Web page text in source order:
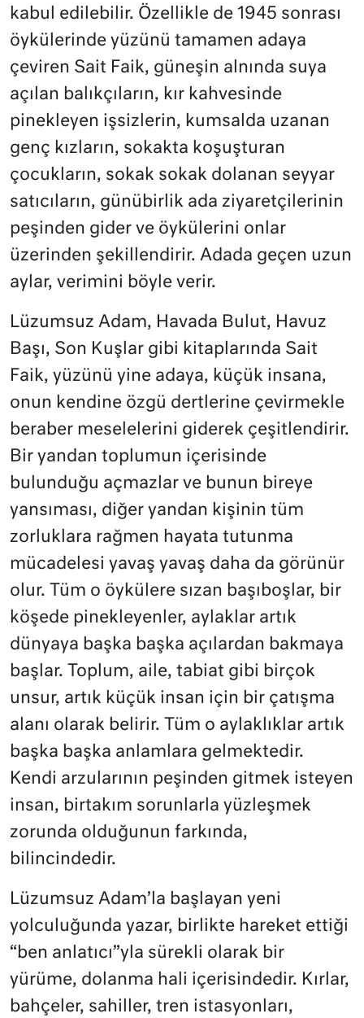
kabul edilebilir. Özellikle de 1945 sonrası
öykülerinde yüzünü tamamen adaya
çeviren Sait Faik, güneşin alnında suya
açılan balıkçıların, kır kahvesinde
pinekleyen işsizlerin, kumsalda uzanan
genç kızların, sokakta koşuşturan
çocukların, sokak sokak dolanan seyyar
satıcıların, günübirlik ada ziyaretçilerinin
peşinden gider ve öykülerini onlar
üzerinden şekillendirir. Adada geçen uzun
aylar, verimini böyle verir.
Lüzumsuz Adam, Havada Bulut, Havuz
Başı, Son Kuşlar gibi kitaplarında Sait
Faik, yüzünü yine adaya, küçük insana,
onun kendine özgü dertlerine çevirmekle
beraber meselelerini giderek çeşitlendirir.
Bir yandan toplumun içerisinde
bulunduğu açmazlar ve bunun bireye
yansıması, diğer yandan kişinin tüm
zorluklara rağmen hayata tutunma
mücadelesi yavaş yavaş daha da görünür
olur. Tüm o öykülere sızan başıboşlar, bir
köşede pinekleyenler, aylaklar artık
dünyaya başka başka açılardan bakmaya
başlar. Toplum, aile, tabiat gibi birçok
unsur, artık küçük insan için bir çatışma
alanı olarak belirir. Tüm o aylaklıklar artık
başka başka anlamlara gelmektedir.
Kendi arzularının peşinden gitmek isteyen
insan, birtakım sorunlarla yüzleşmek
zorunda olduğunun farkında,
bilincindedir.
Lüzumsuz Adam’la başlayan yeni
yolculuğunda yazar, birlikte hareket ettiği
“ben anlatıcı”yla sürekli olarak bir
yürüme, dolanma hali içerisindedir. Kırlar,
bahçeler, sahiller, tren istasyonları,